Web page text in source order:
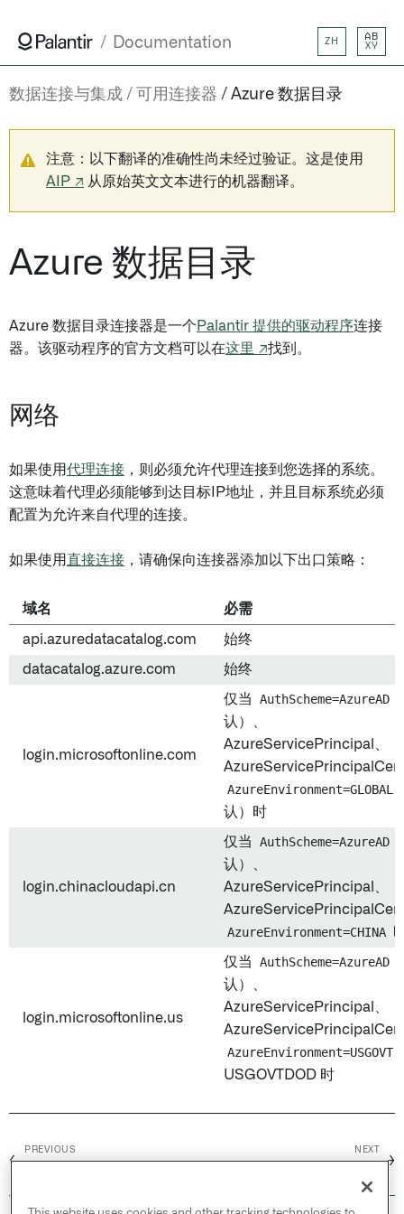
Documentation ZH
AB
XY
数据连接与集成 可用连接器 Azure 数据目录
注意：以下翻译的准确性尚未经过验证。这是使用
AIP ↗ 从原始英文文本进行的机器翻译。
Azure 数据目录
Azure 数据目录连接器是一个 Palantir 提供的驱动程序连接
器。该驱动程序的官方文档可以在这里 ↗找到。
网络
如果使用代理连接 ，则必须允许代理连接到您选择的系统。
这意味着代理必须能够到达目标IP地址，并且目标系统必须
配置为允许来自代理的连接。
如果使用 直接连接 ，请确保向连接器添加以下出口策略：
域名 必需
api.azuredatacatalog.com 始终
datacatalog.azure.com 始终
login.microsoftonline.com
仅当 AuthScheme=AzureAD
认）、
AzureServicePrincipal、
AzureEnvironment=GLOBAL
认）时
login.chinacloudapi.cn
仅当 AuthScheme=AzureAD
认）、
AzureServicePrincipal、
AzureEnvironment=CHINA
login.microsoftonline.us
仅当 AuthScheme=AzureAD
认）、
AzureServicePrincipal、
AzureEnvironment=USGOVT
USGOVTDOD 时
←
PREVIOUS NEXT
→